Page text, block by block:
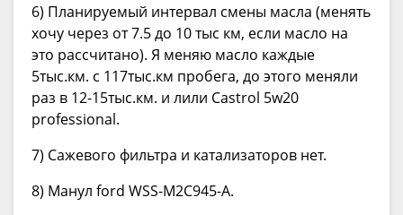
6) Планируемый интервал смены масла (менять
хочу через от 7.5 до 10 тыс км, если масло на
это рассчитано). Я меняю масло каждые
5тыс.км. с 117тыс.км пробега, до этого меняли
раз в 12-15тыс.км. и лили Castrol 5w20
professional.
7) Сажевого фильтра и катализаторов нет.
8) Манул ford WSS-M2C945-A.